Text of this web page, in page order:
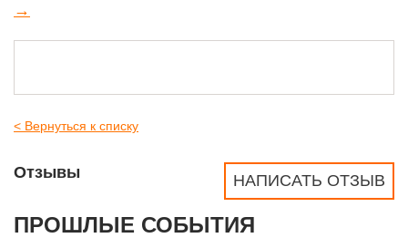
→
< Вернуться к списку
НАПИСАТЬ ОТЗЫВ
Отзывы
ПРОШЛЫЕ СОБЫТИЯ